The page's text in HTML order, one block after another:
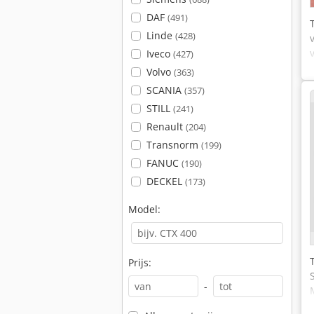
DAF (491)
Linde (428)
Iveco (427)
Volvo (363)
SCANIA (357)
STILL (241)
Renault (204)
Transnorm (199)
FANUC (190)
DECKEL (173)
Model:
Prijs:
-